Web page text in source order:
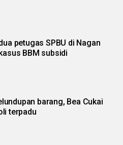
petugas SPBU di Nagan
BBM subsidi
barang, Bea Cukai
terpadu